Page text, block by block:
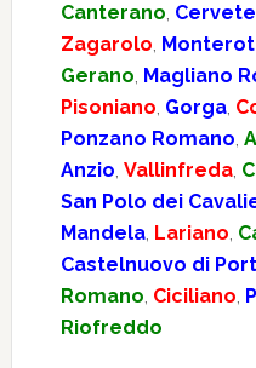
Canterano,
Zagarolo,
Gerano, Magliano
Pisoniano, Gorga,
Ponzano Romano,
Anzio, Vallinfreda,
San Polo dei
Mandela, Lariano,
Castelnuovo di
Romano, Ciciliano,
Riofreddo